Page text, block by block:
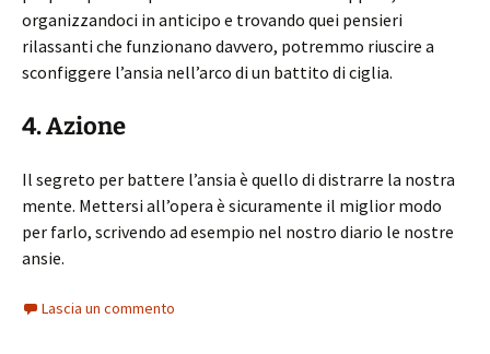
organizzandoci in anticipo e trovando quei pensieri
rilassanti che funzionano davvero, potremmo riuscire a
sconfiggere l’ansia nell’arco di un battito di ciglia.
4. Azione
Il segreto per battere l’ansia è quello di distrarre la nostra
mente. Mettersi all’opera è sicuramente il miglior modo
per farlo, scrivendo ad esempio nel nostro diario le nostre
ansie.
Lascia un commento